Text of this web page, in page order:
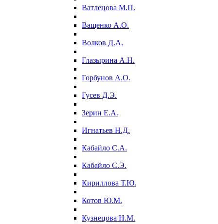
Ватлецова М.П.
Ващенко А.О.
Волков Д.А.
Глазырина А.Н.
Горбунов А.О.
Гусев Д.Э.
Зерин Е.А.
Игнатьев Н.Д.
Кабайло С.А.
Кабайло С.Э.
Кириллова Т.Ю.
Котов Ю.М.
Кузнецова Н.М.